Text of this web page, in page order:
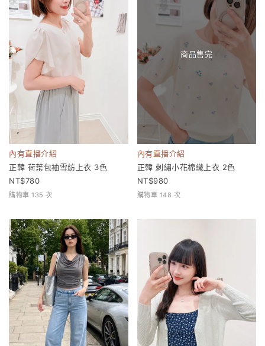
內有直播介紹
正韓 荷葉包袖雪紡上衣 3色
780
購物車 135 次
商品售完
內有直播介紹
正韓 刺繡小花棉織上衣 2色
980
購物車 148 次